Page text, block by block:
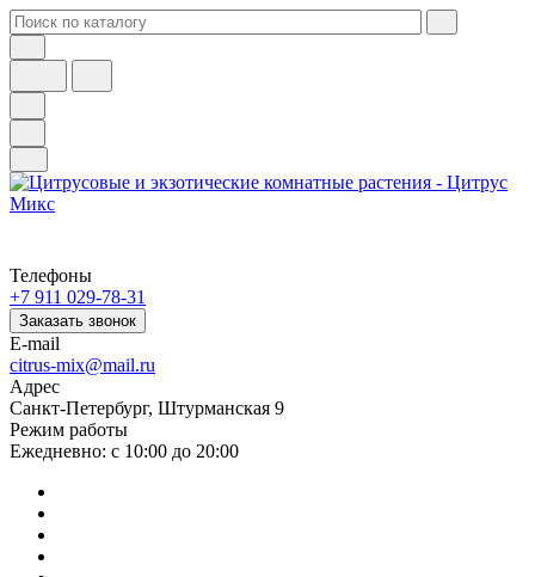
Телефоны
+7 911 029-78-31
Заказать звонок
E-mail
citrus-mix@mail.ru
Адрес
Санкт-Петербург, Штурманская 9
Режим работы
Ежедневно: с 10:00 до 20:00